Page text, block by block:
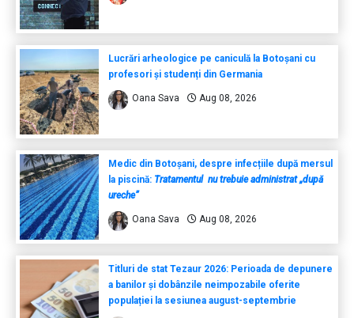
Lucrări arheologice pe caniculă la Botoșani cu
profesori și studenți din Germania
Oana Sava Aug 08, 2026
Medic din Botoșani, despre infecțiile după mersul
la piscină: Tratamentul nu trebuie administrat „după
ureche”
Oana Sava Aug 08, 2026
Titluri de stat Tezaur 2026: Perioada de depunere
a banilor și dobânzile neimpozabile oferite
populației la sesiunea august-septembrie